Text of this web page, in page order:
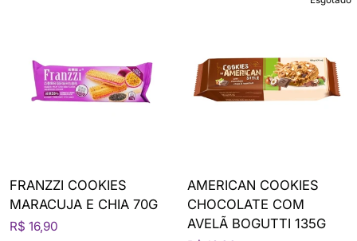
FRANZZI COOKIES
MARACUJA E CHIA 70G
R$ 16,90
AMERICAN COOKIES
CHOCOLATE COM
AVELÃ BOGUTTI 135G